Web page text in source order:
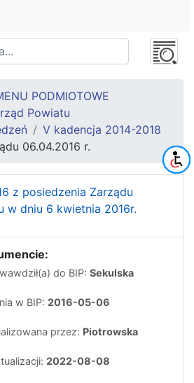
PODMIOTOWE
Powiatu
V kadencja 2014-2018
06.04.2016 r.
z posiedzenia Zarządu
w dniu 6 kwietnia 2016r.
do BIP: Sekulska
w BIP: 2016-05-06
przez: Piotrowska
2022-08-08